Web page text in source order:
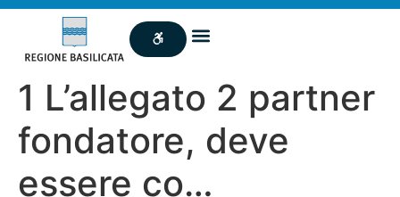
1 L’allegato 2 partner
fondatore, deve
essere co…